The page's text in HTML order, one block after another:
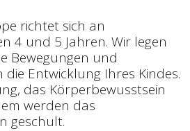
richtet sich an
4 und 5 Jahren. Wir legen
Bewegungen und
Entwicklung Ihres Kindes.
das Körperbewusstsein
werden das
geschult.